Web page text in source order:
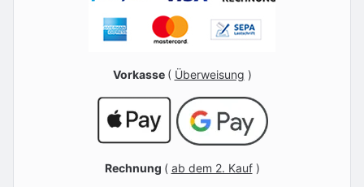
Vorkasse ( Überweisung )
Rechnung ( ab dem 2. Kauf)